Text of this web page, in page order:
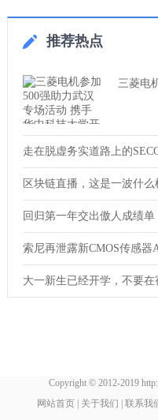
推荐热点
三菱电
走在脱虚务实道路上的
区块链直播，这是一波什么
回归第一年交出傲人成绩单
索尼再泄露新CMOS传感器
大一新生已经开学，不要
Copyright © 2012-2019
网站首页 | 关于我们 | 联系我